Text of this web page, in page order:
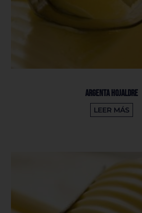
Argenta Hojaldre
LEER MÁS